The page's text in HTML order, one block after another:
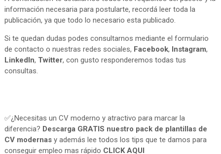
información necesaria para postularte, recordá leer toda la
publicación, ya que todo lo necesario esta publicado.
Si te quedan dudas podes consultarnos mediante el formulario
de contacto o nuestras redes sociales, Facebook, Instagram,
LinkedIn, Twitter, con gusto responderemos todas tus
consultas.
✅¿Necesitas un CV moderno y atractivo para marcar la
diferencia? Descarga GRATIS nuestro pack de plantillas de
CV modernasy además lee todos los tips que te damos para
conseguir empleo mas rápido CLICK AQUI